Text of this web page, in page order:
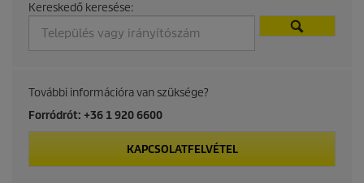
c
t
p
r
i
Kereskedő keresése:
További információra van szüksége?
Forródrót: +36 1 920 6600
KAPCSOLATFELVÉTEL